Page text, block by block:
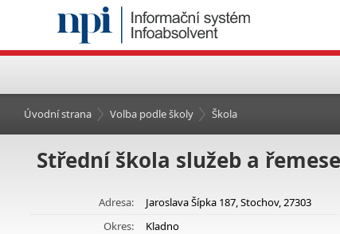
Úvodní strana Volba podle školy Škola
Střední škola služeb a
Adresa:
Jaroslava Šípka 187, Stochov, 27303
Okres:
Kladno